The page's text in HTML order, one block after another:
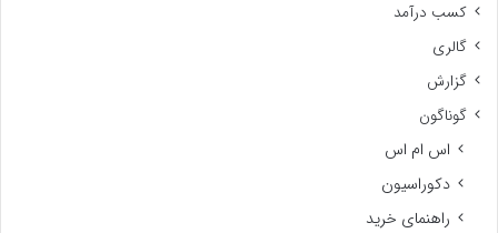
کسب درآمد
گالری
گزارش
گوناگون
اس ام اس
دکوراسیون
راهنمای خرید